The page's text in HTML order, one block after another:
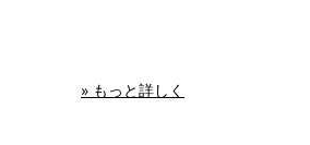
» もっと詳しく